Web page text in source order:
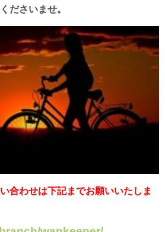
ださいませ。
合わせは下記までお願いいたしま